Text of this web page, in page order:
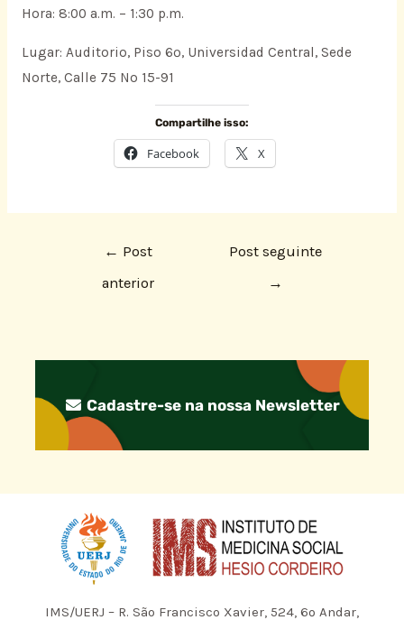
Hora: 8:00 a.m. – 1:30 p.m.
Lugar: Auditorio, Piso 6º, Universidad Central, Sede
Norte, Calle 75 No 15-91
Compartilhe isso:
Facebook X
← Post
anterior
Post seguinte
→
Cadastre-se na nossa Newsletter
IMS/UERJ – R. São Francisco Xavier, 524, 6º Andar,